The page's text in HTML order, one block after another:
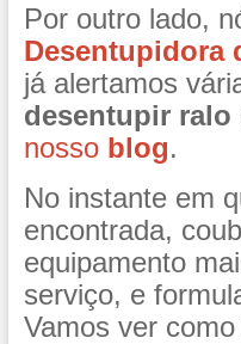
Por outro lado,
Desentupidora
já alertamos
desentupir ralo
nosso blog.
No instante em
encontrada,
equipamento
serviço, e
Vamos ver